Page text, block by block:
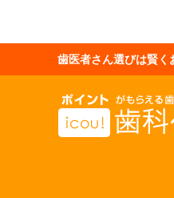
歯医者さん選びは賢